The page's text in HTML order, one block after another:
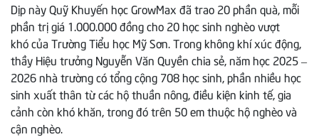
Dịp này Quỹ Khuyến học GrowMax đã trao 20 phần quà, mỗi
phần trị giá 1.000.000 đồng cho 20 học sinh nghèo vượt
khó của Trường Tiểu học Mỹ Sơn. Trong không khí xúc động,
thầy Hiệu trưởng Nguyễn Văn Quyền chia sẻ, năm học 2025 –
2026 nhà trường có tổng cộng 708 học sinh, phần nhiều học
sinh xuất thân từ các hộ thuần nông, điều kiện kinh tế, gia
cảnh còn khó khăn, trong đó trên 50 em thuộc hộ nghèo và
cận nghèo.